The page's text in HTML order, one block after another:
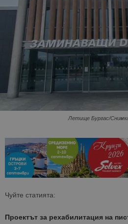
Летище Бургас/
Чуйте статията:
Проектът за рехабилитация на